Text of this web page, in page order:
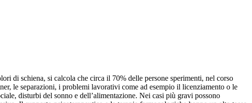
di schiena, si calcola che circa il 70% delle persone sperimenti, nel corso
le separazioni, i problemi lavorativi come ad esempio il licenziamento o le
disturbi del sonno e dell’alimentazione. Nei casi più gravi possono